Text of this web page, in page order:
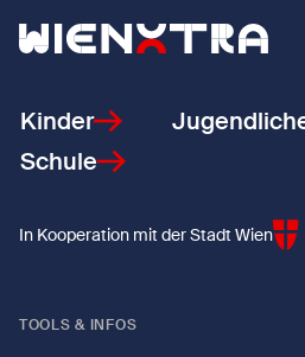
Zurück zur Startseite
Kinder
Schule
In Kooperation mit der Stadt Wien
TOOLS & INFOS